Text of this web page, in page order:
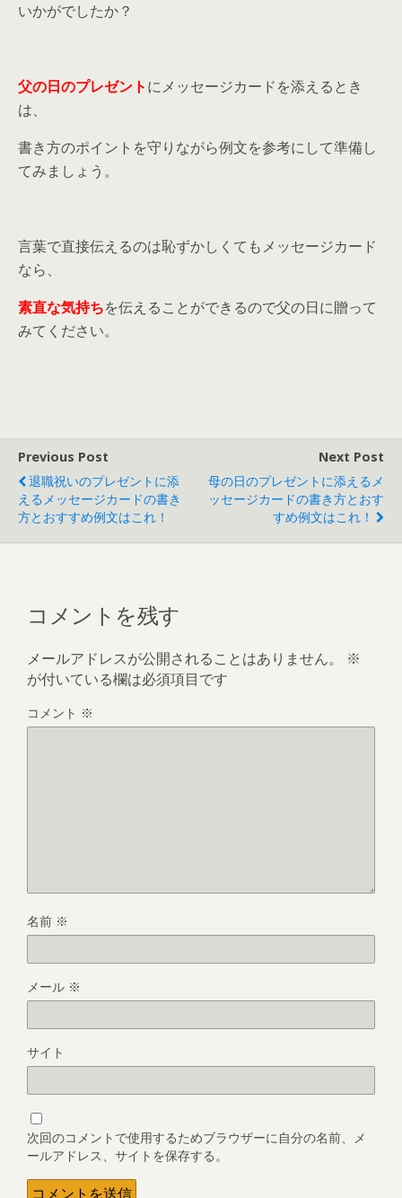
いかがでしたか？
父の日のプレゼントにメッセージカードを添えるとき
は、
書き方のポイントを守りながら例文を参考にして準備し
てみましょう。
言葉で直接伝えるのは恥ずかしくてもメッセージカード
なら、
素直な気持ちを伝えることができるので父の日に贈って
みてください。
Previous Post
退職祝いのプレゼントに添
えるメッセージカードの書き
方とおすすめ例文はこれ！
Next Post
母の日のプレゼントに添えるメ
ッセージカードの書き方とおす
すめ例文はこれ！
コメントを残す
メールアドレスが公開されることはありません。
※
が付いている欄は必須項目です
コメント ※
名前 ※
メール ※
サイト
次回のコメントで使用するためブラウザーに自分の名前、メ
ールアドレス、サイトを保存する。